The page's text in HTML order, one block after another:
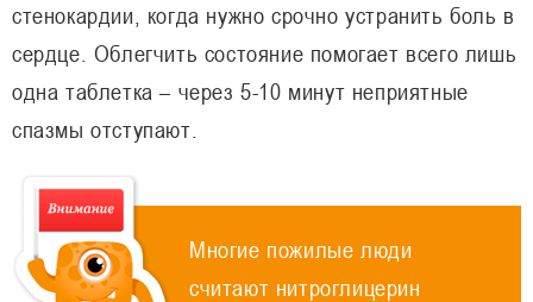
стенокардии, когда нужно срочно устранить боль в
сердце. Облегчить состояние помогает всего лишь
одна таблетка – через 5-10 минут неприятные
спазмы отступают.
Многие пожилые люди
считают нитроглицерин